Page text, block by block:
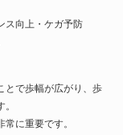
ス向上・ケガ予防
とで歩幅が広がり、歩
に重要です。